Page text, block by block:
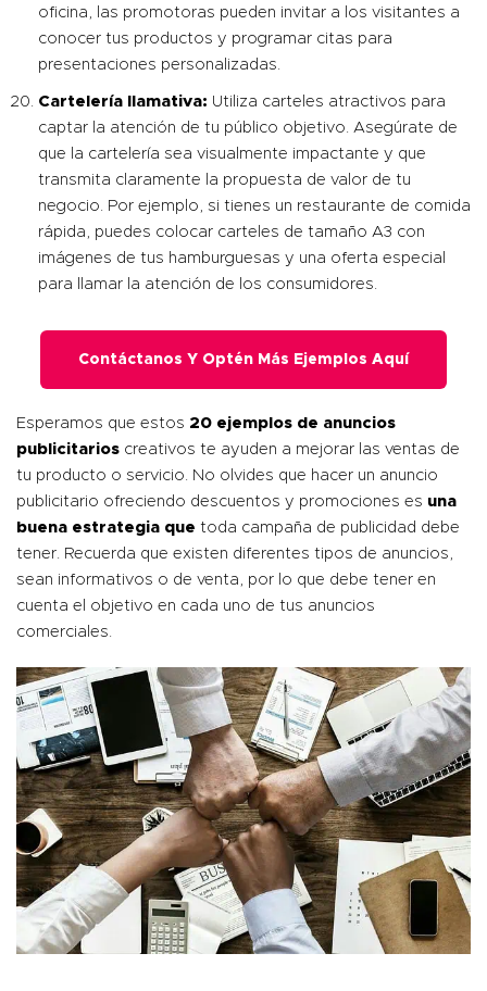
oficina, las promotoras pueden invitar a los visitantes a
conocer tus productos y programar citas para
presentaciones personalizadas.
Cartelería llamativa: Utiliza carteles atractivos para
captar la atención de tu público objetivo. Asegúrate de
que la cartelería sea visualmente impactante y que
transmita claramente la propuesta de valor de tu
negocio. Por ejemplo, si tienes un restaurante de comida
rápida, puedes colocar carteles de tamaño A3 con
imágenes de tus hamburguesas y una oferta especial
para llamar la atención de los consumidores.
Contáctanos Y Optén Más Ejemplos Aquí
Esperamos que estos 20 ejemplos de anuncios
publicitarios creativos te ayuden a mejorar las ventas de
tu producto o servicio. No olvides que hacer un anuncio
publicitario ofreciendo descuentos y promociones es una
buena estrategia que toda campaña de publicidad debe
tener. Recuerda que existen diferentes tipos de anuncios,
sean informativos o de venta, por lo que debe tener en
cuenta el objetivo en cada uno de tus anuncios
comerciales.